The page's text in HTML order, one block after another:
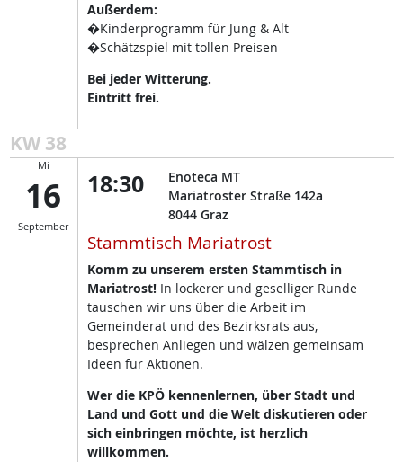
Außerdem:
�Kinderprogramm für Jung & Alt
�Schätzspiel mit tollen Preisen
Bei jeder Witterung.
Eintritt frei.
KW 38
Mi
16
September
18:30
Enoteca MT
Mariatroster Straße 142a
8044 Graz
Stammtisch Mariatrost
Komm zu unserem ersten Stammtisch in
Mariatrost!In lockerer und geselliger Runde
tauschen wir uns über die Arbeit im
Gemeinderat und des Bezirksrats aus,
besprechen Anliegen und wälzen gemeinsam
Ideen für Aktionen.
Wer die KPÖ kennenlernen, über Stadt und
Land und Gott und die Welt diskutieren oder
sich einbringen möchte, ist herzlich
willkommen.